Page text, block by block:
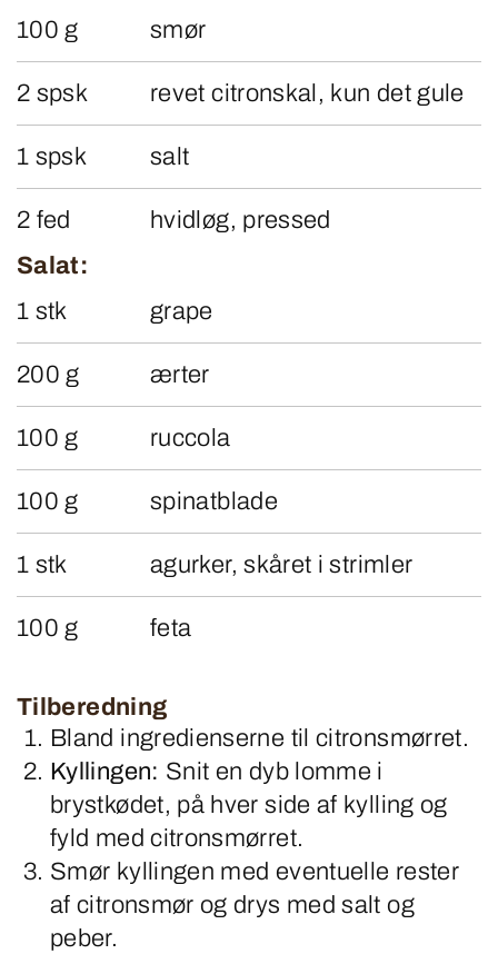
100 g
smør
2 spsk revet citronskal, kun det gule
1 spsk salt
2 fed
hvidløg, pressed
Salat:
1 stk
grape
200 g ærter
100 g ruccola
100 g spinatblade
1 stk agurker, skåret i strimler
100 g feta
Tilberedning
Bland ingredienserne til citronsmørret.
Kyllingen: Snit en dyb lomme i
brystkødet, på hver side af kylling og
fyld med citronsmørret.
Smør kyllingen med eventuelle rester
af citronsmør og drys med salt og
peber.